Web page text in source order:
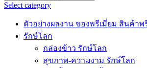
Select category
ตัวอย่างผลงาน ของพรีเมี่ยม สินค้าพ
รักษ์โลก
กล่องข้าว รักษ์โลก
สุขภาพ-ความงาม รักษ์โลก